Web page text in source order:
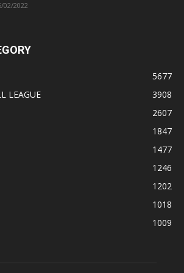
02/2022
5677
LEAGUE
3908
2607
1847
1477
1246
1202
1018
1009